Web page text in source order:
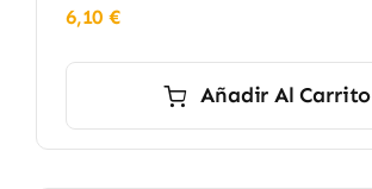
6,10€
Añadir Al Carrito